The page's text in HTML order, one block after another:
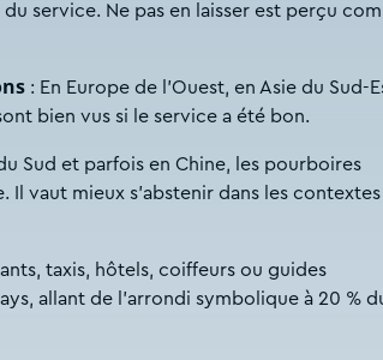
service. Ne pas en laisser est perçu
: En Europe de l’Ouest, en Asie du Sud-
bien vus si le service a été bon.
Sud et parfois en Chine, les pourboires
vaut mieux s’abstenir dans les contextes
taxis, hôtels, coiffeurs ou guides
allant de l’arrondi symbolique à 20 %